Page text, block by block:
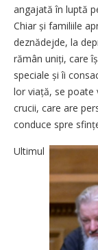
angajată în luptă
Chiar și familiile
deznădejde, la
rămân uniți, care
speciale și îi
lor viață, se poate
crucii, care are
conduce spre
Ultimul